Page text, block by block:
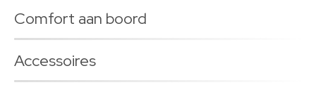
Comfort aan boord
Accessoires